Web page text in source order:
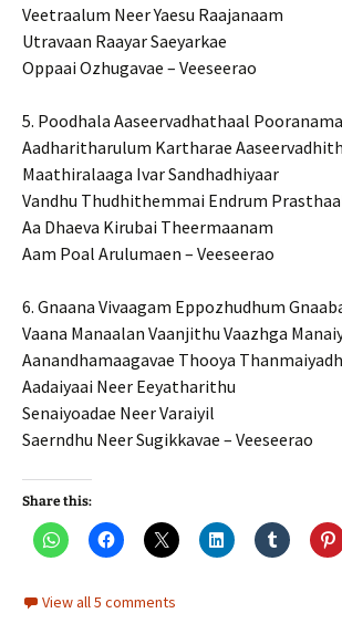
Veetraalum Neer Yaesu Raajanaam
Utravaan Raayar Saeyarkae
Oppaai Ozhugavae – Veeseerao
5. Poodhala Aaseervadhathaal
Aadharitharulum Kartharae
Maathiralaaga Ivar Sandhadhiyaar
Vandhu Thudhithemmai Endrum
Aa Dhaeva Kirubai Theermaanam
Aam Poal Arulumaen – Veeseerao
6. Gnaana Vivaagam Eppozhudhum
Vaana Manaalan Vaanjithu Vaazhga
Aanandhamaagavae Thooya
Aadaiyaai Neer Eeyatharithu
Senaiyoadae Neer Varaiyil
Saerndhu Neer Sugikkavae – Veeseerao
Share this:
View all 5 comments